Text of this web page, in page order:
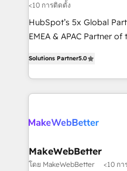
and reporting
and workflow
programs, training, and enablement
partnerships, we guide
revenue maturity model
improvements at the
grows.
<10 การติดตั้ง
HubSpot’s 5x Global
EMEA & APAC Partner of
and 370+ specialists
we de-risk complex
multi-region migrations
scale. 🏆 HubSpot’s CEO called us “the partner of the
future.” Others agree it
Solutions Partner5.0
MakeWebBetter
โดย MakeWebBetter <10 ก